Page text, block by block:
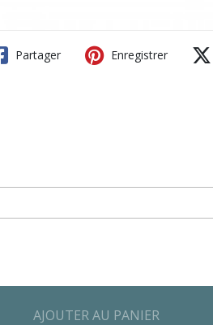
Partager Enregistrer
AJOUTER AU PANIER